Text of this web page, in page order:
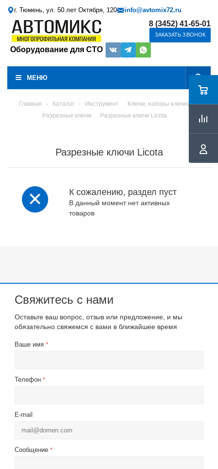
г. Тюмень, ул. 50 лет Октября, 120 info@avtomix72.ru
Оборудование для СТО
8 (3452) 41-65-01
ЗАКАЗАТЬ ЗВОНОК
МЕНЮ
Главная - Каталог - Инструмент
Ключи, наборы ключей
Разрезные ключи
Разрезные ключи Licota
Разрезные ключи Licota
К сожалению, раздел пуст
В данный момент нет активных
товаров
Свяжитесь с нами
Оставьте ваш вопрос, отзыв или предложение, и мы
обязательно свяжемся с вами в ближайшее время
Ваше имя *
Телефон *
E-mail
Сообщение *